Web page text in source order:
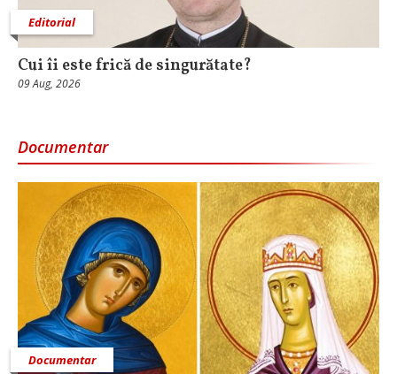
Editorial
Cui îi este frică de singurătate?
09 Aug, 2026
Documentar
Documentar